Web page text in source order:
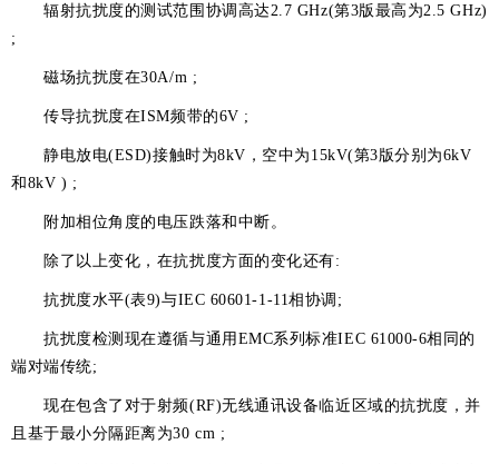
辐射抗扰度的测试范围协调高达2.7 GHz(第3版最高为2.5 GHz)
;
磁场抗扰度在30A/m ;
传导抗扰度在ISM频带的6V ;
静电放电(ESD)接触时为8kV，空中为15kV(第3版分别为6kV
和8kV ) ;
附加相位角度的电压跌落和中断。
除了以上变化，在抗扰度方面的变化还有:
抗扰度水平(表9)与IEC 60601-1-11相协调;
抗扰度检测现在遵循与通用EMC系列标准IEC 61000-6相同的
端对端传统;
现在包含了对于射频(RF)无线通讯设备临近区域的抗扰度，并
且基于最小分隔距离为30 cm ;